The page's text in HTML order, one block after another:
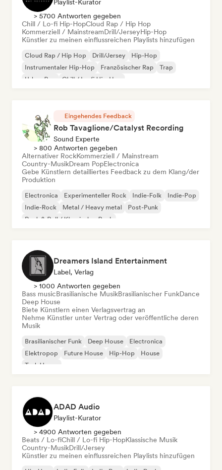
Playlist-Kurator
> 5700 Antworten gegeben
Chill / Lo-fi Hip-HopCloud Rap / Hip Hop
Kommerziell / MainstreamDrill/JerseyHip-Hop
Künstler zu meinen einflussreichen Playlists hinzufügen
Cloud Rap / Hip Hop Drill/Jersey
Hip-Hop
Instrumentaler Hip-Hop
Französischer Rap
Trap
Urban Pop
Chill / Lo-fi Hip-Hop
Eingehendes Feedback
Rob Tavaglione/Catalyst Recording
Sound Experte
> 800 Antworten gegeben
Alternativer RockKommerziell / Mainstream
Country-MusikDream PopElectronica
Gebe Künstlern detailliertes Feedback zu dem Klang/der
Produktion
Electronica Experimenteller Rock Indie-Folk
Indie-Pop
Indie-Rock
Metal / Heavy metal
Post-Punk
Rock & Roll / Klassischer Rock
Dreamers Island Entertainment
Label, Verlag
> 1000 Antworten gegeben
Bass musicBrasilianische MusikBrasilianischer FunkDance
Deep House
Biete Künstlern einen Verlagsvertrag an
Nehme Künstler unter Vertrag oder veröffentliche deren
Musik
Brasilianischer Funk Deep House
Electronica
Elektropop
Future House Hip-Hop
House
Tech House
ADAD Audio
Playlist-Kurator
> 4900 Antworten gegeben
Beats / Lo-fiChill / Lo-fi Hip-HopKlassische Musik
Country-MusikDrill/Jersey
Künstler zu meinen einflussreichen Playlists hinzufügen